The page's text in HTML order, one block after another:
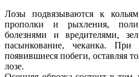
Лозы подвязываются к
прополки и рыхления,
болезнями и вредителями,
пасынкование, чеканка.
появившиеся побеги, оставляя
лозе.